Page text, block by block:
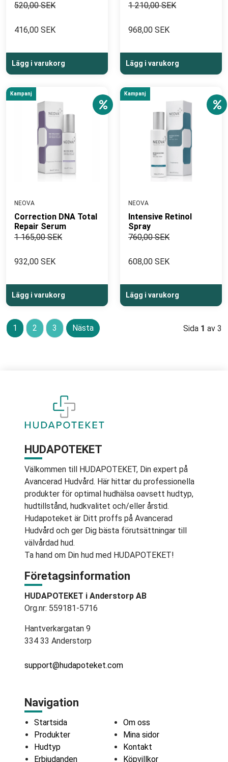
520,00 SEK
416,00 SEK
Lägg i varukorg
1 210,00 SEK
968,00 SEK
Lägg i varukorg
Kampanj
NEOVA
Correction DNA Total
Repair Serum
1 165,00 SEK
932,00 SEK
Lägg i varukorg
Kampanj
NEOVA
Intensive Retinol
Spray
760,00 SEK
608,00 SEK
Lägg i varukorg
1 2 3 Nästa Sida 1 av 3
HUDAPOTEKET
Välkommen till HUDAPOTEKET, Din expert på
Avancerad Hudvård. Här hittar du professionella
produkter för optimal hudhälsa oavsett hudtyp,
hudtillstånd, hudkvalitet och/eller årstid.
Hudapoteket är Ditt proffs på Avancerad
Hudvård och ger Dig bästa förutsättningar till
välvårdad hud.
Ta hand om Din hud med HUDAPOTEKET!
Företagsinformation
HUDAPOTEKET i Anderstorp AB
Org.nr: 559181-5716
Hantverkargatan 9
334 33 Anderstorp
support@hudapoteket.com
Navigation
Startsida
Produkter
Hudtyp
Erbjudanden
Om oss
Mina sidor
Kontakt
Köpvillkor